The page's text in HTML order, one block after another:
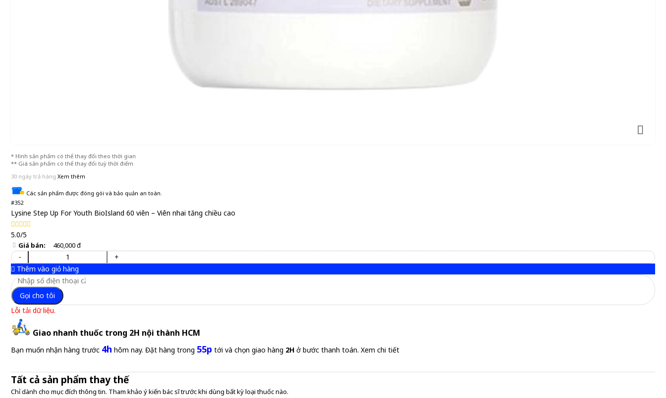
* Hình sản phẩm có thể thay đổi theo thời gian
** Giá sản phẩm có thể thay đổi tuỳ thời điểm
30 ngày trả hàng Xem thêm
Các sản phẩm được đóng gói và bảo quản an toàn.
#352
Lysine Step Up For Youth BioIsland 60 viên – Viên nhai tăng chiều cao
5.0/5
Giá bán: 460,000 đ
-
+
Thêm vào giỏ hàng
Gọi cho tôi
Lỗi tải dữ liệu.
Giao nhanh thuốc trong 2H nội thành HCM
Bạn muốn nhận hàng trước 4h hôm nay. Đặt hàng trong 55p tới và chọn giao hàng 2H ở bước thanh toán. Xem chi tiết
Tất cả sản phẩm thay thế
Chỉ dành cho mục đích thông tin. Tham khảo ý kiến bác sĩ trước khi dùng bất kỳ loại thuốc nào.